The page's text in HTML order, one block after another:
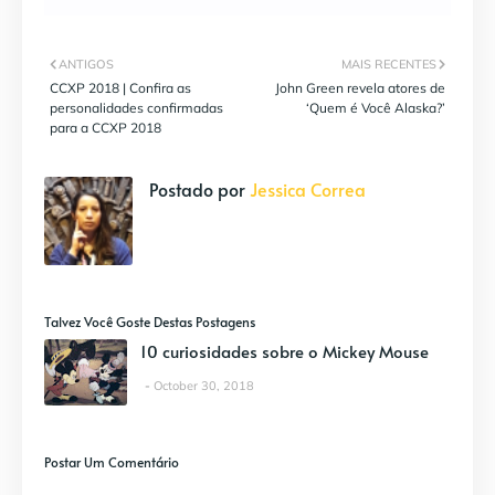
MAIS RECENTES
John Green revela atores de
‘Quem é Você Alaska?’
ANTIGOS
CCXP 2018 | Confira as
personalidades confirmadas
para a CCXP 2018
Postado porJessica Correa
Talvez Você Goste Destas Postagens
10 curiosidades sobre o Mickey Mouse
October 30, 2018
Postar Um Comentário